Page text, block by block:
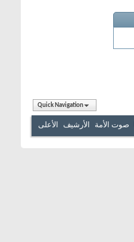
Quick Navigation
صوت الأمة الأرشيف الأعلى